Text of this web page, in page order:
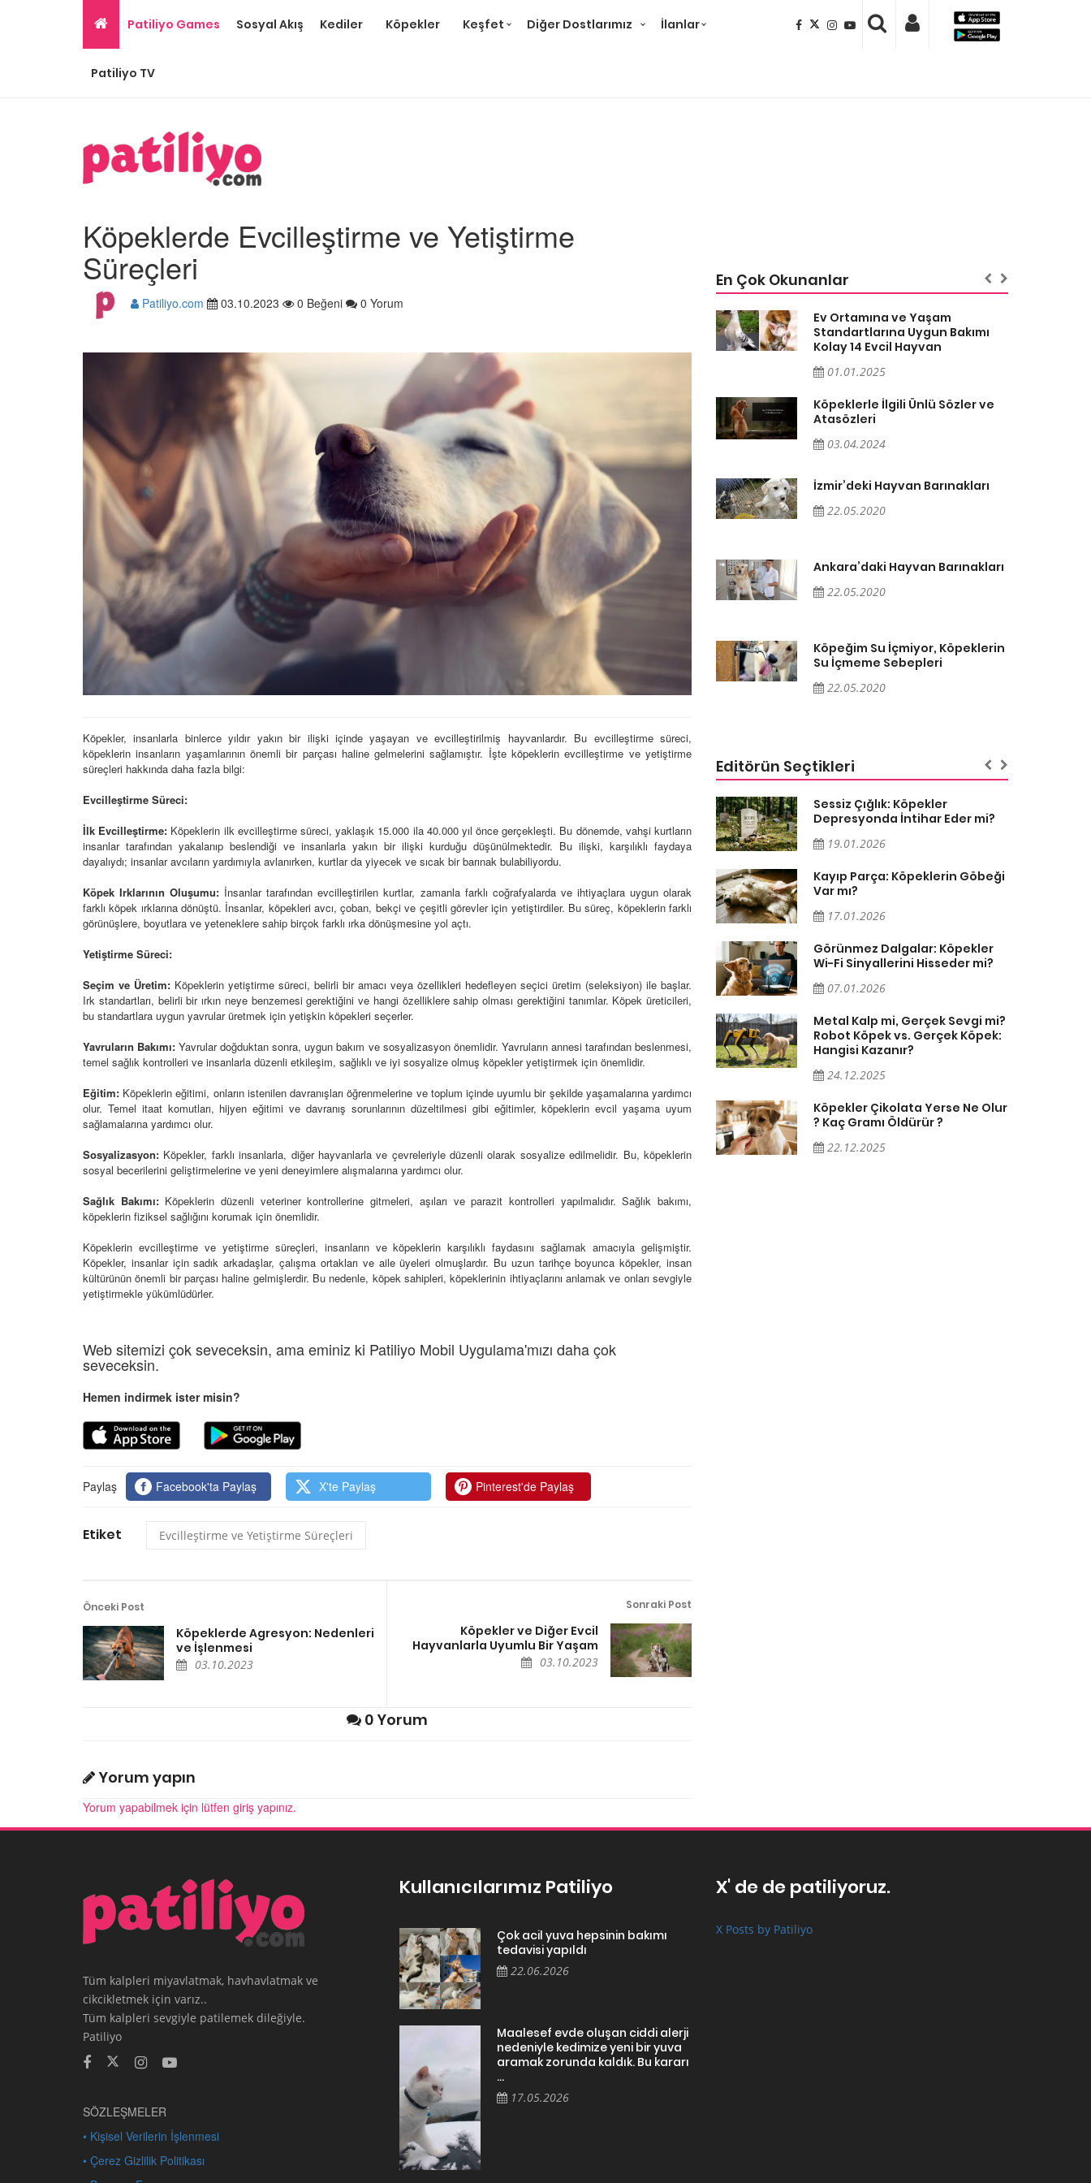
Patiliyo Games Sosyal Akış Kediler Köpekler Keşfet Diğer Dostlarımız İlanlar
Patiliyo TV
Köpeklerde Evcilleştirme ve Yetiştirme
Süreçleri
Patiliyo.com 03.10.2023 0 Beğeni 0 Yorum
Köpekler, insanlarla binlerce yıldır yakın bir ilişki içinde yaşayan ve evcilleştirilmiş hayvanlardır. Bu evcilleştirme süreci,
köpeklerin insanların yaşamlarının önemli bir parçası haline gelmelerini sağlamıştır. İşte köpeklerin evcilleştirme ve yetiştirme
süreçleri hakkında daha fazla bilgi:
Evcilleştirme Süreci:
İlk Evcilleştirme: Köpeklerin ilk evcilleştirme süreci, yaklaşık 15.000 ila 40.000 yıl önce gerçekleşti. Bu dönemde, vahşi kurtların
insanlar tarafından yakalanıp beslendiği ve insanlarla yakın bir ilişki kurduğu düşünülmektedir. Bu ilişki, karşılıklı faydaya
dayalıydı; insanlar avcıların yardımıyla avlanırken, kurtlar da yiyecek ve sıcak bir barınak bulabiliyordu.
Köpek Irklarının Oluşumu: İnsanlar tarafından evcilleştirilen kurtlar, zamanla farklı coğrafyalarda ve ihtiyaçlara uygun olarak
farklı köpek ırklarına dönüştü. İnsanlar, köpekleri avcı, çoban, bekçi ve çeşitli görevler için yetiştirdiler. Bu süreç, köpeklerin farklı
görünüşlere, boyutlara ve yeteneklere sahip birçok farklı ırka dönüşmesine yol açtı.
Yetiştirme Süreci:
Seçim ve Üretim: Köpeklerin yetiştirme süreci, belirli bir amacı veya özellikleri hedefleyen seçici üretim (seleksiyon) ile başlar.
Irk standartları, belirli bir ırkın neye benzemesi gerektiğini ve hangi özelliklere sahip olması gerektiğini tanımlar. Köpek üreticileri,
bu standartlara uygun yavrular üretmek için yetişkin köpekleri seçerler.
Yavruların Bakımı: Yavrular doğduktan sonra, uygun bakım ve sosyalizasyon önemlidir. Yavruların annesi tarafından beslenmesi,
temel sağlık kontrolleri ve insanlarla düzenli etkileşim, sağlıklı ve iyi sosyalize olmuş köpekler yetiştirmek için önemlidir.
Eğitim: Köpeklerin eğitimi, onların istenilen davranışları öğrenmelerine ve toplum içinde uyumlu bir şekilde yaşamalarına yardımcı
olur. Temel itaat komutları, hijyen eğitimi ve davranış sorunlarının düzeltilmesi gibi eğitimler, köpeklerin evcil yaşama uyum
sağlamalarına yardımcı olur.
Sosyalizasyon: Köpekler, farklı insanlarla, diğer hayvanlarla ve çevreleriyle düzenli olarak sosyalize edilmelidir. Bu, köpeklerin
sosyal becerilerini geliştirmelerine ve yeni deneyimlere alışmalarına yardımcı olur.
Sağlık Bakımı:Köpeklerin düzenli veteriner kontrollerine gitmeleri, aşıları ve parazit kontrolleri yapılmalıdır. Sağlık bakımı,
köpeklerin fiziksel sağlığını korumak için önemlidir.
Köpeklerin evcilleştirme ve yetiştirme süreçleri, insanların ve köpeklerin karşılıklı faydasını sağlamak amacıyla gelişmiştir.
Köpekler, insanlar için sadık arkadaşlar, çalışma ortakları ve aile üyeleri olmuşlardır. Bu uzun tarihçe boyunca köpekler, insan
kültürünün önemli bir parçası haline gelmişlerdir. Bu nedenle, köpek sahipleri, köpeklerinin ihtiyaçlarını anlamak ve onları sevgiyle
yetiştirmekle yükümlüdürler.
Web sitemizi çok seveceksin, ama eminiz ki Patiliyo Mobil Uygulama'mızı daha çok
seveceksin.
Hemen indirmek ister misin?
Paylaş Facebook'ta Paylaş X'te Paylaş Pinterest'de Paylaş
Etiket Evcilleştirme ve Yetiştirme Süreçleri
Önceki Post
Köpeklerde Agresyon: Nedenleri
ve İşlenmesi
03.10.2023
Sonraki Post
Köpekler ve Diğer Evcil
Hayvanlarla Uyumlu Bir Yaşam
03.10.2023
0 Yorum
Yorum yapın
Yorum yapabilmek için lütfen giriş yapınız.
En Çok Okunanlar
01.01.2025
Köpeklerle İlgili Ünlü Sözler ve
Atasözleri
03.04.2024
İzmir’deki Hayvan Barınakları
22.05.2020
Ankara’daki Hayvan Barınakları
22.05.2020
Köpeğim Su İçmiyor, Köpeklerin
Su İçmeme Sebepleri
22.05.2020
Köpeklerle İlgili Ünlü Sözler ve
Atasözleri
03.04.2024
İzmir’deki Hayvan Barınakları
22.05.2020
Ankara’daki Hayvan Barınakları
22.05.2020
Köpeğim Su İçmiyor, Köpeklerin
Su İçmeme Sebepleri
22.05.2020
Ev Ortamına ve Yaşam
Standartlarına Uygun Bakımı
Kolay 14 Evcil Hayvan
01.01.2025
Köpeklerle İlgili Ünlü Sözler ve
Atasözleri
03.04.2024
İzmir’deki Hayvan Barınakları
22.05.2020
Ankara’daki Hayvan Barınakları
22.05.2020
Köpeğim Su İçmiyor, Köpeklerin
Su İçmeme Sebepleri
22.05.2020
Editörün Seçtikleri
Neler
Boş Duvara
Görür mü?
Ayrılık Anksiyetesi:
ve Etkili
Rehber ve Korunma Yöntemleri
23.10.2025
Çiftlik Kültürü: “Çoban
Köpeklerinin Sürülerdeki
Vazgeçilmez Rolü”
Tarihte Askeri Köpekler ve
Görevleri: Savaş Meydanlarının
Dört Ayaklı Kahramanları
Köpek Sağlığı: “Köpeklerde
Tedavi Yöntemleri”
19.10.2025
Köpeklerde Kilo Problemleri:
Sağlıklı Zayıflama Yöntemleri
15.10.2025
Köpeğinizle Spor Yapmanın
Yolları
Sağlıklı Tarifler ve Bilmeniz
Gerekenler
Oyun ve Eğitim: “Köpekler İçin
Zeka Geliştirici Oyunlar”
09.10.2025
Diyor?
Sessiz Çığlık: Köpekler
Depresyonda İntihar Eder mi?
19.01.2026
Kayıp Parça: Köpeklerin Göbeği
Var mı?
17.01.2026
Görünmez Dalgalar: Köpekler
Wi-Fi Sinyallerini Hisseder mi?
07.01.2026
Metal Kalp mi, Gerçek Sevgi mi?
Robot Köpek vs. Gerçek Köpek:
Hangisi Kazanır?
24.12.2025
Köpekler Çikolata Yerse Ne Olur
? Kaç Gramı Öldürür ?
22.12.2025
Tüm kalpleri miyavlatmak, havhavlatmak ve
cikcikletmek için varız..
Tüm kalpleri sevgiyle patilemek dileğiyle.
Patiliyo
SÖZLEŞMELER
• Kişisel Verilerin İşlenmesi
• Çerez Gizlilik Politikası
Kullanıcılarımız Patiliyo
Çok acil yuva hepsinin bakımı
tedavisi yapıldı
22.06.2026
Maalesef evde oluşan ciddi alerji
nedeniyle kedimize yeni bir yuva
aramak zorunda kaldık. Bu kararı
...
17.05.2026
X' de de patiliyoruz.
X Posts by Patiliyo